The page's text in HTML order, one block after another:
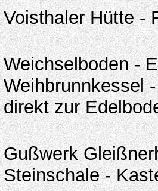
Voisthaler Hütte -
Weichselboden -
Weihbrunnkessel
direkt zur
Gußwerk
Steinschale -